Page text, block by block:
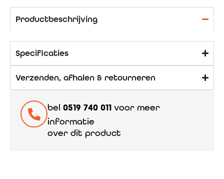
Productbeschrijving
Specificaties
Verzenden, afhalen & retourneren
bel 0519 740 011 voor meer
informatie
over dit product